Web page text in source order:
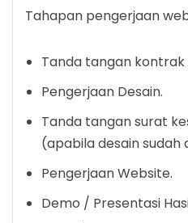
Tahapan pengerjaan
Tanda tangan kontrak
Pengerjaan Desain.
Tanda tangan surat
(apabila desain sudah
Pengerjaan Website.
Demo / Presentasi